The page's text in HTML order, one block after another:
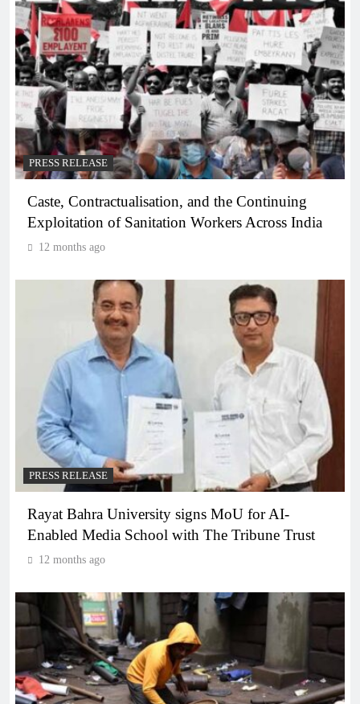
PRESS RELEASE
Caste, Contractualisation, and the Continuing
Exploitation of Sanitation Workers Across India
12 months ago
PRESS RELEASE
Rayat Bahra University signs MoU for AI-
Enabled Media School with The Tribune Trust
12 months ago